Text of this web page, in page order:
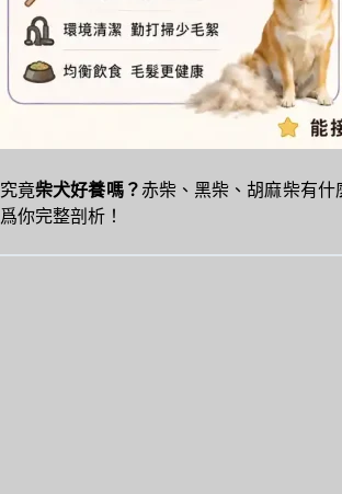
究竟柴犬好養嗎？赤柴、黑柴、胡麻柴有
爲你完整剖析！